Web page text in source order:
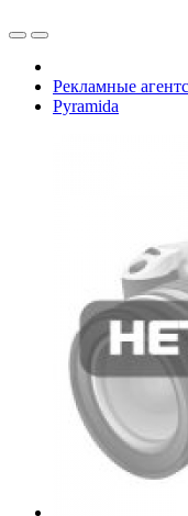
Рекламные
Pyramida